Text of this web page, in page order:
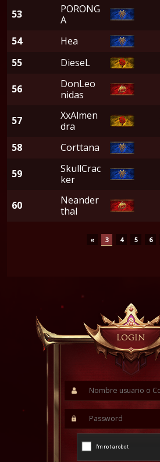
LOGIN
53
PORONG
A
54 Hea
55
DieseL
56
DonLeo
nidas
57
XxAlmen
dra
58 Corttana
59
SkullCrac
ker
60
Neander
thal
« 3 4 5 6